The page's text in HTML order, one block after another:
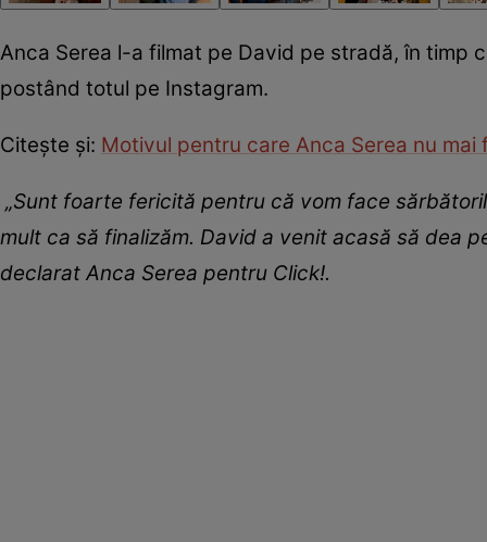
Anca Serea l-a filmat pe David pe stradă, în timp
postând totul pe Instagram.
Citește și: Motivul pentru care Anca Serea nu mai
„Sunt foarte fericită pentru că vom face
mult ca să finalizăm. David a venit acasă să dea
declarat Anca Serea pentru Click!.